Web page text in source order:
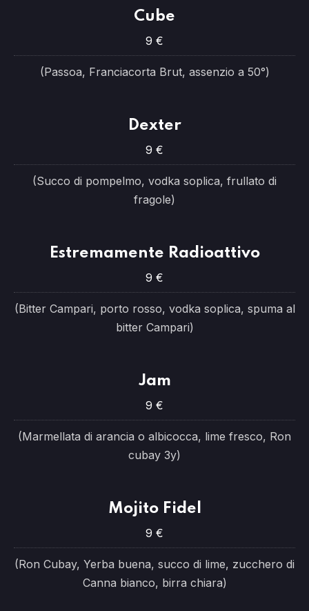
Cube
9 €
(Passoa, Franciacorta Brut, assenzio a 50°)
Dexter
9 €
(Succo di pompelmo, vodka soplica, frullato di
fragole)
Estremamente Radioattivo
9 €
(Bitter Campari, porto rosso, vodka soplica, spuma al
bitter Campari)
Jam
9 €
(Marmellata di arancia o albicocca, lime fresco, Ron
cubay 3y)
Mojito Fidel
9 €
(Ron Cubay, Yerba buena, succo di lime, zucchero di
Canna bianco, birra chiara)